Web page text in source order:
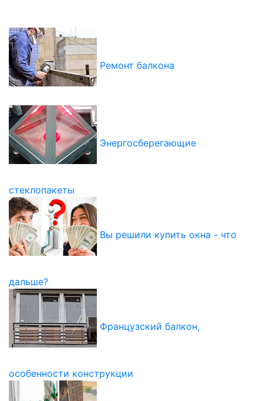
Ремонт балкона
Энергосберегающие
стеклопакеты
Вы решили купить окна - что
дальше?
Французский балкон,
особенности конструкции